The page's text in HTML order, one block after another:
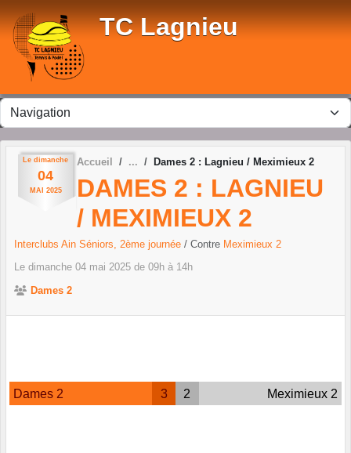
TC Lagnieu
Le dimanche
04
MAI 2025
Accueil Dames 2 : Lagnieu / Meximieux 2
DAMES 2 : LAGNIEU
/ MEXIMIEUX 2
Interclubs Ain Séniors, 2ème journée / Contre Meximieux 2
Le dimanche 04 mai 2025 de 09h à 14h
Dames 2
Dames 2 3 2 Meximieux 2